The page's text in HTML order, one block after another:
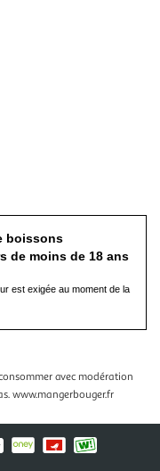
boissons
de moins de 18 ans
est exigée au moment de la
avec modération
www.mangerbouger.fr